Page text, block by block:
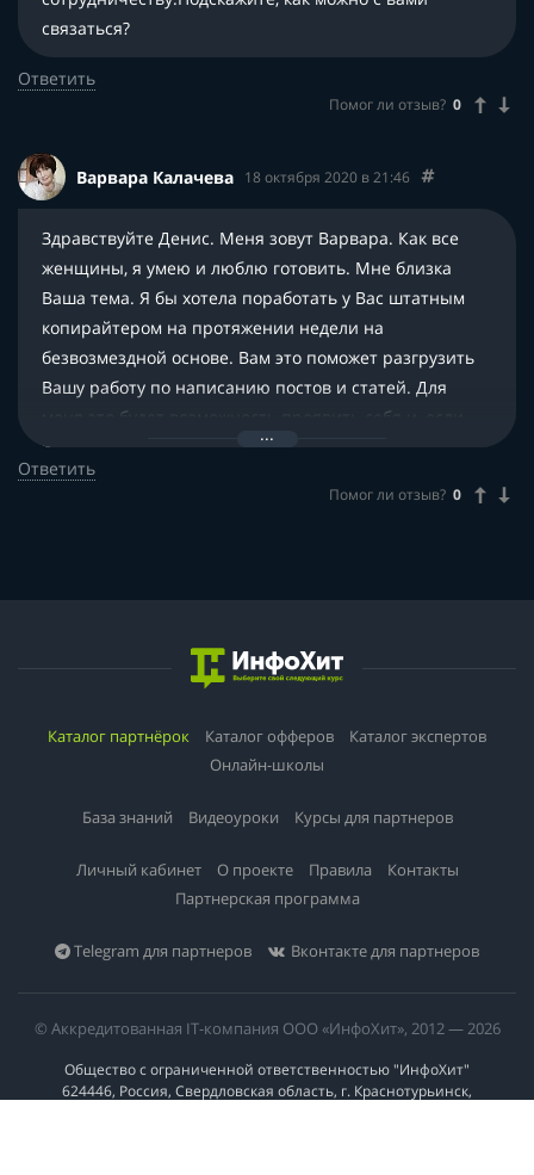
связаться?
Ответить
Помог ли отзыв? 0
Варвара Калачева 18 октября 2020 в 21:46
Здравствуйте Денис. Меня зовут Варвара. Как все
женщины, я умею и люблю готовить. Мне близка
Ваша тема. Я бы хотела поработать у Вас штатным
копирайтером на протяжении недели на
безвозмездной основе. Вам это поможет разгрузить
Вашу работу по написанию постов и статей. Для
меня это будет возможность проявить себя и, если
Вам понравится моя работа — присоединиться к
Вашей команде.
Ответить
Помог ли отзыв? 0
Каталог партнёрок Каталог офферов
Каталог экспертов
Онлайн-школы
База знаний Видеоуроки Курсы для партнеров
Личный кабинет О проекте Правила
Контакты
Партнерская программа
Telegram для партнеров Вконтакте для партнеров
© Аккредитованная IT-компания ООО «ИнфоХит», 2012 — 2026
Общество с ограниченной ответственностью "ИнфоХит"
624446, Россия, Свердловская область, г. Краснотурьинск,